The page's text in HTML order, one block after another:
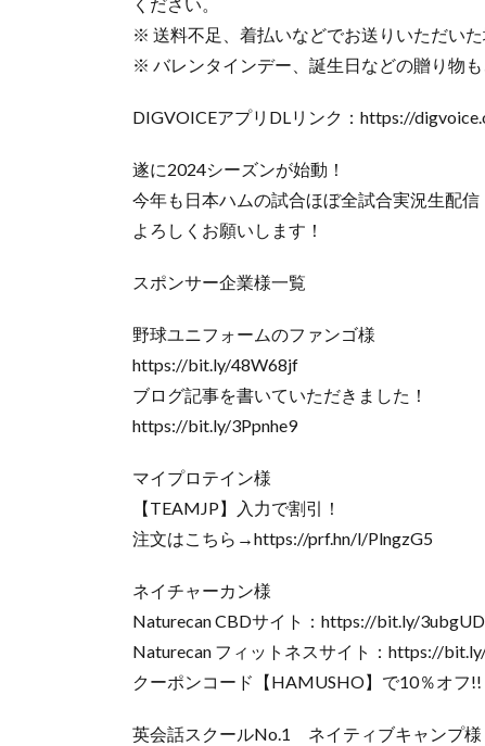
※ 送料不足、着払いなどでお送りいただい
※ バレンタインデー、誕生日などの贈り物
DIGVOICEアプリDLリンク：https://
遂に2024シーズンが始動！
今年も日本ハムの試合ほぼ全試合実況生配信
よろしくお願いします！
スポンサー企業様一覧
野球ユニフォームのファンゴ様
https://bit.ly/48W68jf
ブログ記事を書いていただきました！
https://bit.ly/3Ppnhe9
マイプロテイン様
【TEAMJP】入力で割引！
注文はこちら→https://prf.hn/l/PlngzG5
ネイチャーカン様
Naturecan CBDサイト：https://bit.ly/
Naturecan フィットネスサイト：https://
クーポンコード【HAMUSHO】で10％オフ!!
英会話スクールNo.1 ネイティブキャンプ様